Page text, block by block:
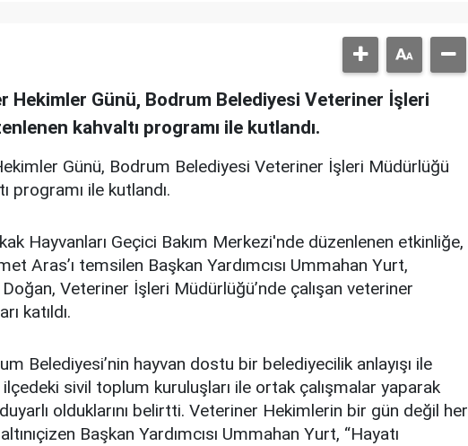
Hekimler Günü, Bodrum Belediyesi Veteriner İşleri
kahvaltı programı ile kutlandı.
Günü, Bodrum Belediyesi Veteriner İşleri Müdürlüğü
programı ile kutlandı.
Hayvanları Geçici Bakım Merkezi'nde düzenlenen etkinliğe,
Aras’ı temsilen Başkan Yardımcısı Ummahan Yurt,
Veteriner İşleri Müdürlüğü’nde çalışan veteriner
katıldı.
Belediyesi’nin hayvan dostu bir belediyecilik anlayışı ile
sivil toplum kuruluşları ile ortak çalışmalar yaparak
olduklarını belirtti. Veteriner Hekimlerin bir gün değil her
Başkan Yardımcısı Ummahan Yurt, “Hayatı